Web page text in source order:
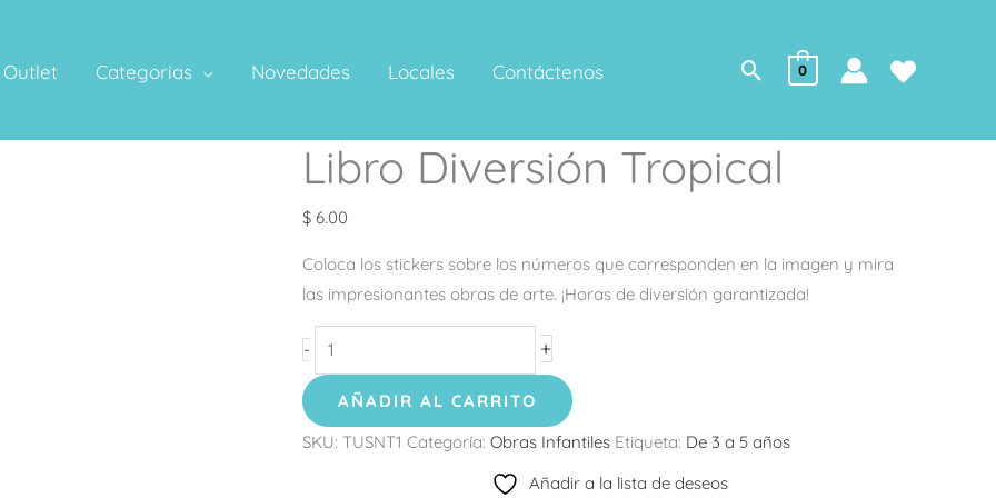
Outlet Categorias Novedades Locales Contáctenos Buscar
0
Libro Diversión Tropical
$ 6.00
Coloca los stickers sobre los números que corresponden en la imagen y mira
las impresionantes obras de arte. ¡Horas de diversión garantizada!
-
Libro
Diversión
Tropical
+
AÑADIR AL CARRITO
SKU: TUSNT1 Categoría: Obras Infantiles Etiqueta: De 3 a 5 años
Añadir a la lista de deseos